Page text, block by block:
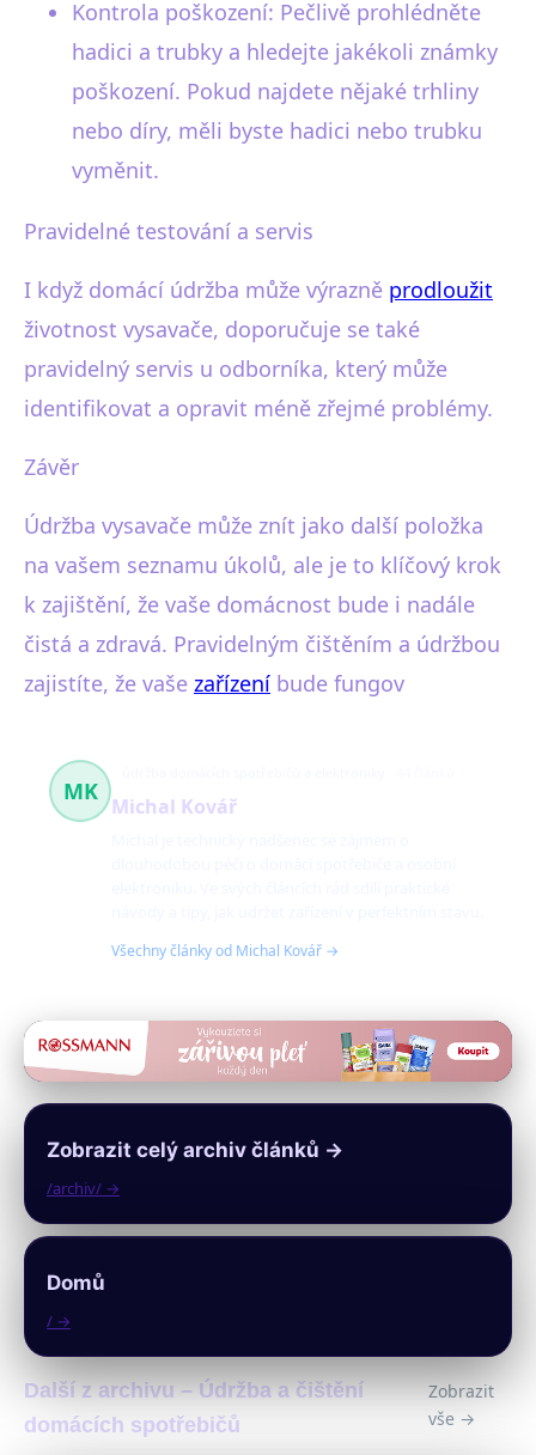
Kontrola poškození: Pečlivě prohlédněte
hadici a trubky a hledejte jakékoli známky
poškození. Pokud najdete nějaké trhliny
nebo díry, měli byste hadici nebo trubku
vyměnit.
Pravidelné testování a servis
I když domácí údržba může výrazně prodloužit
životnost vysavače, doporučuje se také
pravidelný servis u odborníka, který může
identifikovat a opravit méně zřejmé problémy.
Závěr
Údržba vysavače může znít jako další položka
na vašem seznamu úkolů, ale je to klíčový krok
k zajištění, že vaše domácnost bude i nadále
čistá a zdravá. Pravidelným čištěním a údržbou
zajistíte, že vaše zařízení bude fungov
MK
Michal Kovář
Všechny články od Michal Kovář →
Zobrazit celý archiv článků →
/archiv/ →
Domů
/ →
Další z archivu – Údržba a čištění
domácích spotřebičů
Zobrazit
vše →